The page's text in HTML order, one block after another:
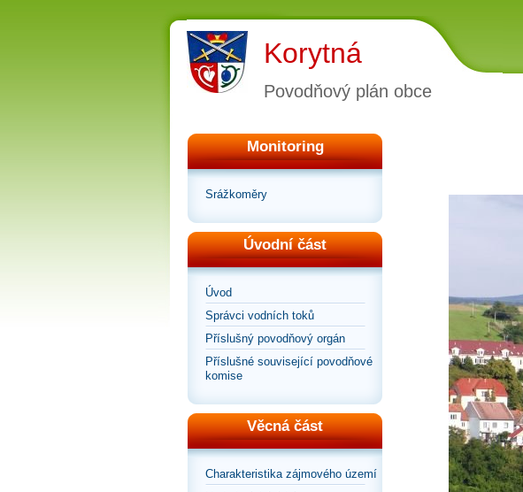
Korytná
Povodňový plán obce
Monitoring
Srážkoměry
Úvodní část
Úvod
Správci vodních toků
Příslušný povodňový orgán
Příslušné související povodňové
komise
Věcná část
Charakteristika zájmového území